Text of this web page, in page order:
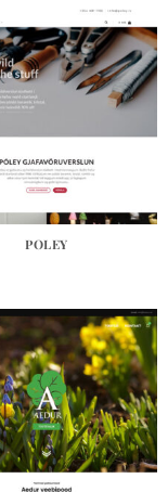
POLEY